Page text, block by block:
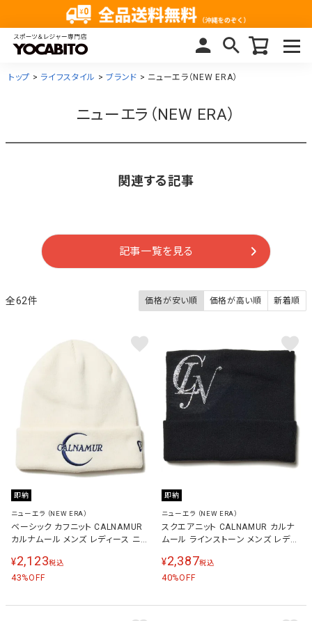
トップ ライフスタイル ブランド ニューエラ（NEW ERA）
ニューエラ（NEW ERA）
関連する記事
記事一覧を見る
価格が安い順 価格が高い順 新着順
62
即納
ニューエラ（NEW ERA）
ベーシック カフニット CALNAMUR
カルナムール メンズ レディース ニッ
¥2,123税込
43%OFF
即納
ニューエラ（NEW ERA）
スクエアニット CALNAMUR カルナ
ムール ラインストーン メンズ レディ
BLK
¥2,387税込
40%OFF